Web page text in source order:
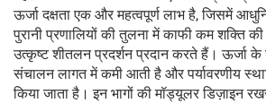
ऊर्जा दक्षता एक और महत्वपूर्ण लाभ है, जिसमें
पुरानी प्रणालियों की तुलना में काफी कम शक्ति
उत्कृष्ट शीतलन प्रदर्शन प्रदान करते हैं। ऊर्जा
संचालन लागत में कमी आती है और पर्यावरणीय
किया जाता है। इन भागों की मॉड्यूलर डिज़ाइन